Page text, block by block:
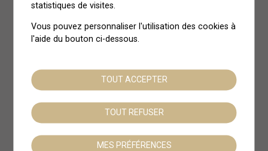
statistiques de visites.
Vous pouvez personnaliser l'utilisation des cookies à
l'aide du bouton ci-dessous.
TOUT ACCEPTER
TOUT REFUSER
MES PRÉFÉRENCES